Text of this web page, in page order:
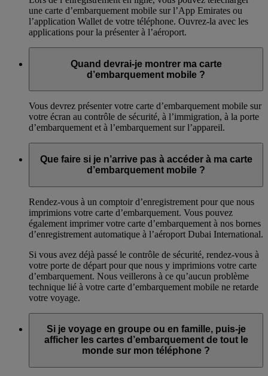
une carte d’embarquement mobile sur l’App Emirates ou
l’application Wallet de votre téléphone. Ouvrez-la avec les
applications pour la présenter à l’aéroport.
Quand devrai-je montrer ma carte
d’embarquement mobile ?
Vous devrez présenter votre carte d’embarquement mobile sur
votre écran au contrôle de sécurité, à l’immigration, à la porte
d’embarquement et à l’embarquement sur l’appareil.
Que faire si je n’arrive pas à accéder à ma carte
d’embarquement mobile ?
Rendez-vous à un comptoir d’enregistrement pour que nous
imprimions votre carte d’embarquement. Vous pouvez
également imprimer votre carte d’embarquement à nos bornes
d’enregistrement automatique à l’aéroport Dubai International.
Si vous avez déjà passé le contrôle de sécurité, rendez-vous à
votre porte de départ pour que nous y imprimions votre carte
d’embarquement. Nous veillerons à ce qu’aucun problème
technique lié à votre carte d’embarquement mobile ne retarde
votre voyage.
Si je voyage en groupe ou en famille, puis-je
afficher les cartes d’embarquement de tout le
monde sur mon téléphone ?